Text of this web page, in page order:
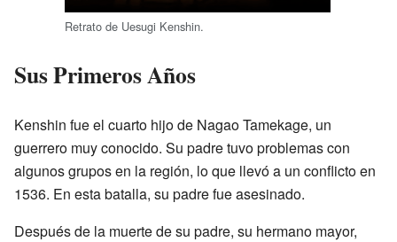
Retrato de Uesugi Kenshin.
Sus Primeros Años
Kenshin fue el cuarto hijo de Nagao Tamekage, un
guerrero muy conocido. Su padre tuvo problemas con
algunos grupos en la región, lo que llevó a un conflicto en
1536. En esta batalla, su padre fue asesinado.
Después de la muerte de su padre, su hermano mayor,